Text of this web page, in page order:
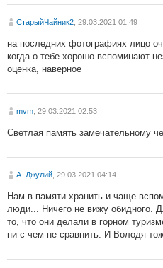
СтарыйЧайник2 , 29.03.2021 01:49
на последних фотографиях лицо
когда о тебе хорошо вспоминают
оценка, наверное
mvm , 29.03.2021 02:53
Светлая память замечательному
А. Джулий , 29.03.2021 04:14
Нам в памяти хранить и чаще
люди... Ничего не вижу обидного.
то, что они делали в горном
ни с чем не сравнить. И Володя